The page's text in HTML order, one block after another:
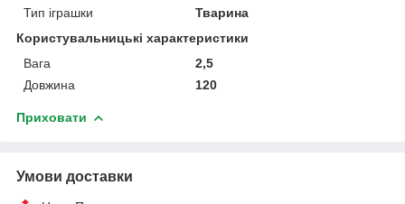
Тип іграшки
Тварина
Користувальницькі характеристики
Вага
2,5
Довжина
120
Приховати
Умови доставки